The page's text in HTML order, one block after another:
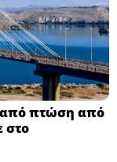
από πτώση από
στο